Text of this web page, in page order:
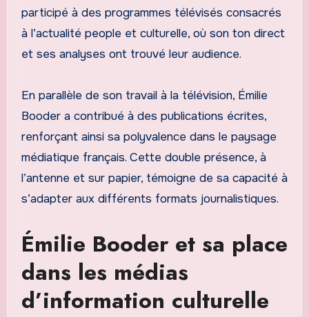
participé à des programmes télévisés consacrés
à l’actualité people et culturelle, où son ton direct
et ses analyses ont trouvé leur audience.
En parallèle de son travail à la télévision, Émilie
Booder a contribué à des publications écrites,
renforçant ainsi sa polyvalence dans le paysage
médiatique français. Cette double présence, à
l’antenne et sur papier, témoigne de sa capacité à
s’adapter aux différents formats journalistiques.
Émilie Booder et sa place
dans les médias
d’information culturelle